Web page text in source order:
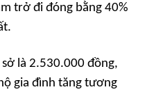
trở đi đóng bằng 40%
là 2.530.000 đồng,
gia đình tăng tương